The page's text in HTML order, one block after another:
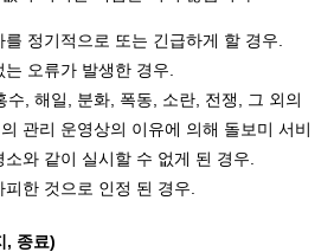
정기적으로 또는 긴급하게 할 경우.
오류가 발생한 경우.
, 해일, 분화, 폭동, 소란, 전쟁, 그 외의
관리 운영상의 이유에 의해 돌보미 서비
와 같이 실시할 수 없게 된 경우.
한 것으로 인정 된 경우.
, 종료)